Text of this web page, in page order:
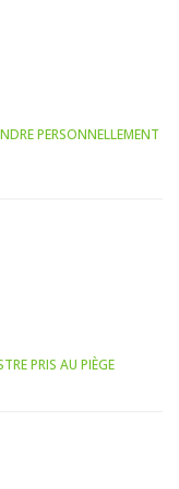
PERSONNELLEMENT
PRIS AU PIÈGE